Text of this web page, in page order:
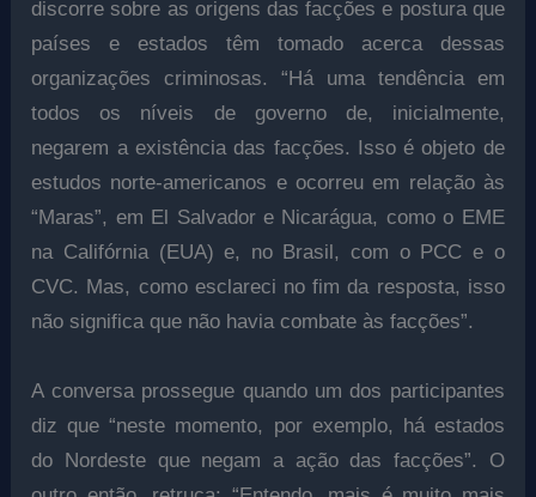
discorre sobre as origens das facções e postura que
países e estados têm tomado acerca dessas
organizações criminosas. “Há uma tendência em
todos os níveis de governo de, inicialmente,
negarem a existência das facções. Isso é objeto de
estudos norte-americanos e ocorreu em relação às
“Maras”, em El Salvador e Nicarágua, como o EME
na Califórnia (EUA) e, no Brasil, com o PCC e o
CVC. Mas, como esclareci no fim da resposta, isso
não significa que não havia combate às facções”.
A conversa prossegue quando um dos participantes
diz que “neste momento, por exemplo, há estados
do Nordeste que negam a ação das facções”. O